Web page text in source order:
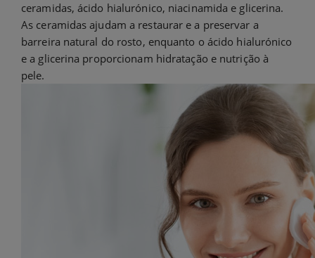
ceramidas, ácido hialurónico, niacinamida e glicerina.
As ceramidas ajudam a restaurar e a preservar a
barreira natural do rosto, enquanto o ácido hialurónico
e a glicerina proporcionam hidratação e nutrição à
pele.